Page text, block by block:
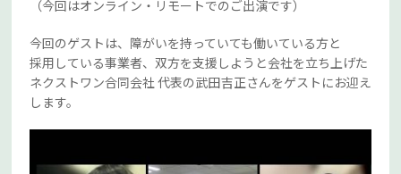
（今回はオンライン・リモートでのご出演です）
今回のゲストは、障がいを持っていても働いている方と
採用している事業者、双方を支援しようと会社を立ち上げた
ネクストワン合同会社 代表の武田吉正さんをゲストにお迎え
します。